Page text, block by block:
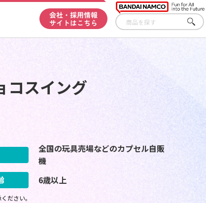
会社・採用情報
サイトはこちら
さが
す
スイング
全国の玩具売場などのカプセル自販
機
6歳以上
ださい。